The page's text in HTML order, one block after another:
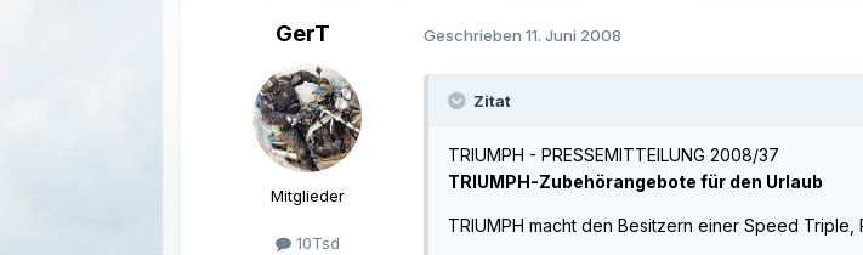
GerT
Mitglieder
10Tsd
Geschrieben11. Juni 2008
Zitat
TRIUMPH - PRESSEMITTEILUNG 2008/37
TRIUMPH-Zubehörangebote für den Urlaub
TRIUMPH macht den Besitzern einer Speed Triple,